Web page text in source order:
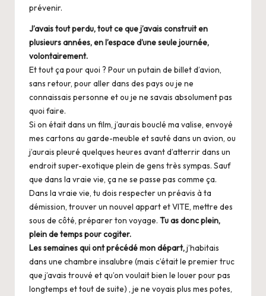
prévenir.
J’avais tout perdu, tout ce que j’avais construit en
plusieurs années, en l’espace d’une seule journée,
volontairement.
Et tout ça pour quoi ? Pour un putain de billet d’avion,
sans retour, pour aller dans des pays ou je ne
connaissais personne et ou je ne savais absolument pas
quoi faire.
Si on était dans un film, j’aurais bouclé ma valise, envoyé
mes cartons au garde-meuble et sauté dans un avion, ou
j’aurais pleuré quelques heures avant d’atterrir dans un
endroit super-exotique plein de gens très sympas. Sauf
que dans la vraie vie, ça ne se passe pas comme ça.
Dans la vraie vie, tu dois respecter un préavis à ta
démission, trouver un nouvel appart et VITE, mettre des
sous de côté, préparer ton voyage. Tu as donc plein,
plein de temps pour cogiter.
Les semaines qui ont précédé mon départ,j’habitais
dans une chambre insalubre (mais c’était le premier truc
que j’avais trouvé et qu’on voulait bien le louer pour pas
longtemps et tout de suite) , je ne voyais plus mes potes,